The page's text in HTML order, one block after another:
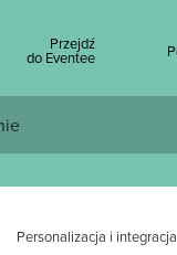
Przejdź
do Eventee
Personalizacja i integracja